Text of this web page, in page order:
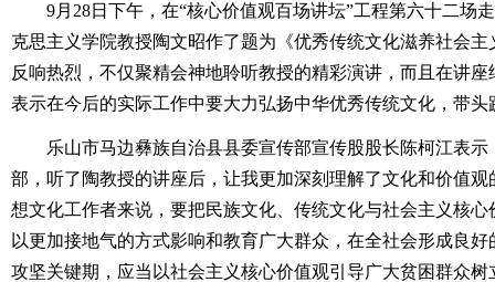
9月28日下午，在“核心价值观百场讲坛”工程第六十二场
克思主义学院教授陶文昭作了题为《优秀传统文化滋养社会
反响热烈，不仅聚精会神地聆听教授的精彩演讲，而且在讲
表示在今后的实际工作中要大力弘扬中华优秀传统文化，带
乐山市马边彝族自治县县委宣传部宣传股股长陈柯江表示
部，听了陶教授的讲座后，让我更加深刻理解了文化和价值
想文化工作者来说，要把民族文化、传统文化与社会主义核
以更加接地气的方式影响和教育广大群众，在全社会形成良
攻坚关键期，应当以社会主义核心价值观引导广大贫困群众